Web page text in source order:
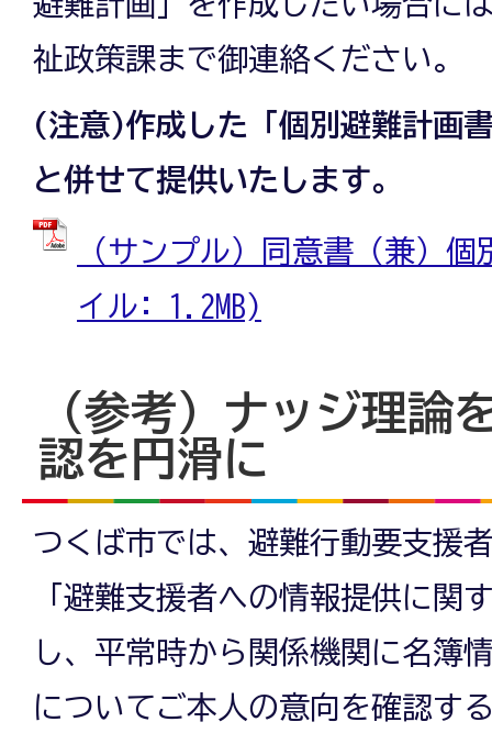
祉政策課まで御連絡ください。
(注意)作成した「個別避難計画
と併せて提供いたします。
（サンプル）同意書（兼）
イル: 1.2MB)
（参考）ナッジ理論
認を円滑に
つくば市では、避難行動要支援
「避難支援者への情報提供に関
し、平常時から関係機関に名簿
についてご本人の意向を確認す